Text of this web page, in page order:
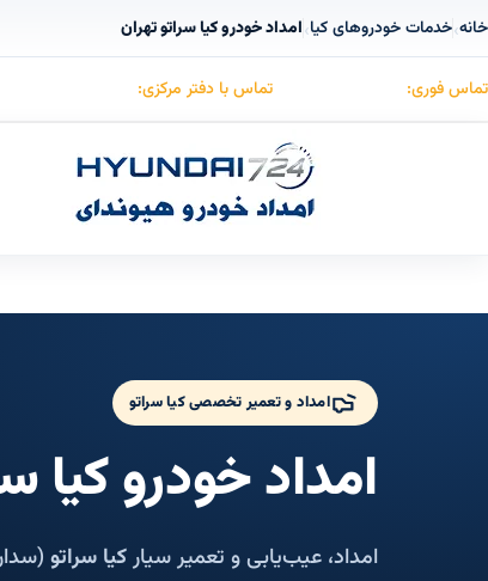
خانه›خدمات خودروهای کیا›امداد خودرو کیا سراتو تهران
تماس فوری: تماس با دفتر مرکزی:
امداد و تعمیر تخصصی کیا سراتو
امداد خودرو کیا
امداد، عیب‌یابی و تعمیر سیارکیا سراتو